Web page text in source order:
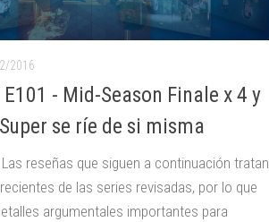
2016
- Mid-Season Finale x 4 y
se ríe de si misma
reseñas que siguen a continuación tratan
de las series revisadas, por lo que
argumentales importantes para